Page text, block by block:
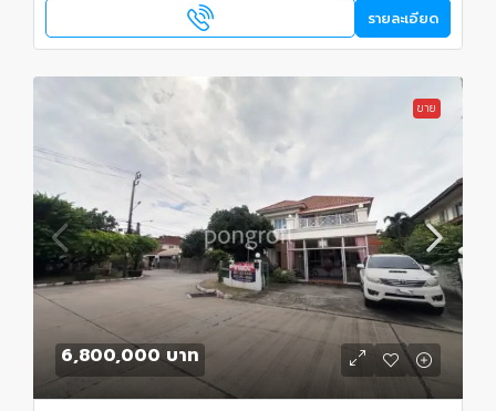
รายละเอียด
ขาย
6,800,000 บาท